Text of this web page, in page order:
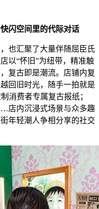
快闪 空间里的代际对话
也汇聚了大量伴随屈臣氏
以“怀旧”为纽带，精准触
复古即是潮流。店铺内复
回旧时光，随手一拍就是
消费者专属复古报纸；
店内沉浸式场景与众多趣
年轻潮人争相分享的社交